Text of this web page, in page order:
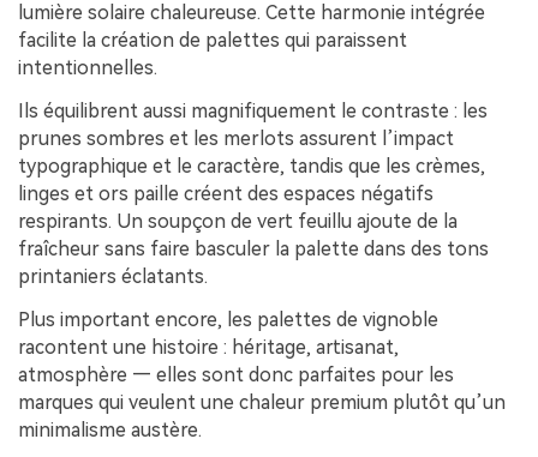
lumière solaire chaleureuse. Cette harmonie intégrée
facilite la création de palettes qui paraissent
intentionnelles.
Ils équilibrent aussi magnifiquement le contraste : les
prunes sombres et les merlots assurent l’impact
typographique et le caractère, tandis que les crèmes,
linges et ors paille créent des espaces négatifs
respirants. Un soupçon de vert feuillu ajoute de la
fraîcheur sans faire basculer la palette dans des tons
printaniers éclatants.
Plus important encore, les palettes de vignoble
racontent une histoire : héritage, artisanat,
atmosphère — elles sont donc parfaites pour les
marques qui veulent une chaleur premium plutôt qu’un
minimalisme austère.